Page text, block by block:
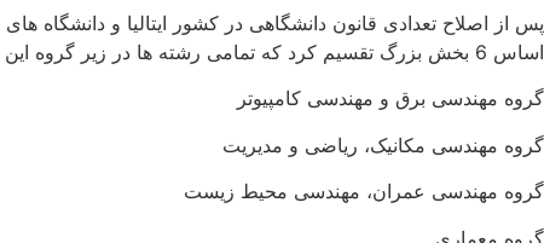
پس از اصلاح تعدادی قانون دانشگاهی در کشور ایتالیا و دانشگاه
اساس 6 بخش بزرگ تقسیم کرد که تمامی رشته ها در زیر گروه این بخش ها قرار می گرفتند .
گروه مهندسی برق و مهندسی کامپیوتر
گروه مهندسی مکانیک، ریاضی و مدیریت
گروه مهندسی عمران، مهندسی محیط زیست
گروه معماری